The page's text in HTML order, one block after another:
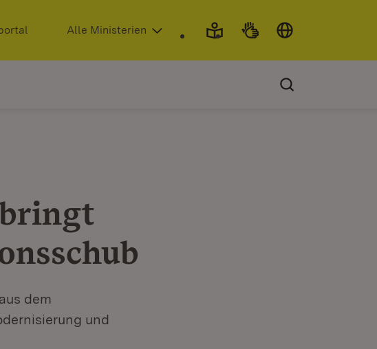
(Öffnet in neuem Fenster)
Alle Ministerien
dem
und